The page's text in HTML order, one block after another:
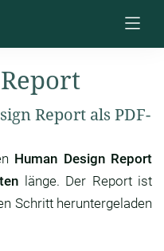
Report als PDF-
Human Design Report
länge. Der Report ist
Schritt heruntergeladen